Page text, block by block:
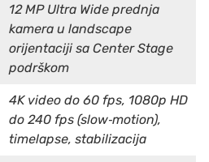
12 MP Ultra Wide prednja
kamera u landscape
orijentaciji sa Center Stage
podrškom
4K video do 60 fps, 1080p HD
do 240 fps (slow‑motion),
timelapse, stabilizacija